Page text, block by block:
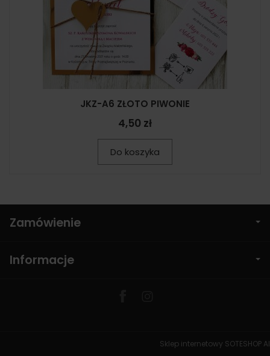
JKZ-A6 ZŁOTO PIWONIE
4,50 zł
Do koszyka
Zamówienie
Informacje
Sklep internetowy SOTESHOP AI